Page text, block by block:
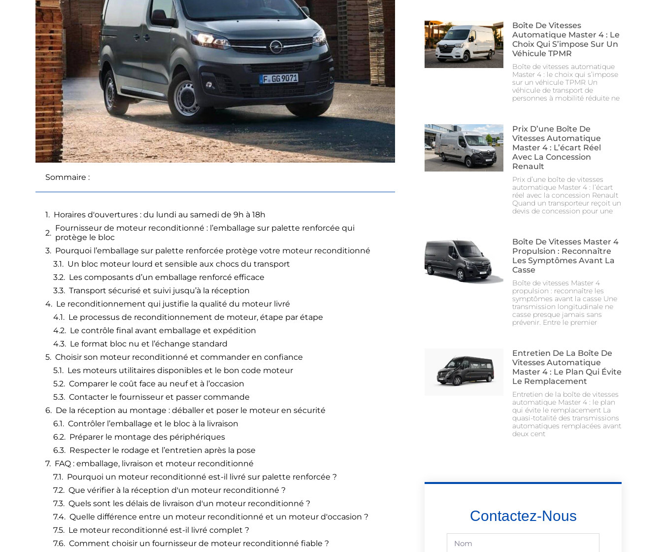
Sommaire :
Horaires d'ouvertures : du lundi au samedi de 9h à 18h
Fournisseur de moteur reconditionné : l’emballage sur palette renforcée qui
protège le bloc
Pourquoi l’emballage sur palette renforcée protège votre moteur reconditionné
Un bloc moteur lourd et sensible aux chocs du transport
Les composants d’un emballage renforcé efficace
Transport sécurisé et suivi jusqu’à la réception
Le reconditionnement qui justifie la qualité du moteur livré
Le processus de reconditionnement de moteur, étape par étape
Le contrôle final avant emballage et expédition
Le format bloc nu et l’échange standard
Choisir son moteur reconditionné et commander en confiance
Les moteurs utilitaires disponibles et le bon code moteur
Comparer le coût face au neuf et à l’occasion
Contacter le fournisseur et passer commande
De la réception au montage : déballer et poser le moteur en sécurité
Contrôler l’emballage et le bloc à la livraison
Préparer le montage des périphériques
Respecter le rodage et l’entretien après la pose
FAQ : emballage, livraison et moteur reconditionné
Pourquoi un moteur reconditionné est-il livré sur palette renforcée ?
Que vérifier à la réception d'un moteur reconditionné ?
Quels sont les délais de livraison d'un moteur reconditionné ?
Quelle différence entre un moteur reconditionné et un moteur d'occasion ?
Le moteur reconditionné est-il livré complet ?
Comment choisir un fournisseur de moteur reconditionné fiable ?
Boîte De Vitesses
Automatique Master 4 : Le
Choix Qui S’impose Sur Un
Véhicule TPMR
Boîte de vitesses automatique
Master 4 : le choix qui s’impose
sur un véhicule TPMR Un
véhicule de transport de
personnes à mobilité réduite ne
Prix D’une Boîte De
Vitesses Automatique
Master 4 : L’écart Réel
Avec La Concession
Renault
Prix d’une boîte de vitesses
automatique Master 4 : l’écart
réel avec la concession Renault
Quand un transporteur reçoit un
devis de concession pour une
Boîte De Vitesses Master 4
Propulsion : Reconnaître
Les Symptômes Avant La
Casse
Boîte de vitesses Master 4
propulsion : reconnaître les
symptômes avant la casse Une
transmission longitudinale ne
casse presque jamais sans
prévenir. Entre le premier
Entretien De La Boîte De
Vitesses Automatique
Master 4 : Le Plan Qui Évite
Le Remplacement
Entretien de la boîte de vitesses
automatique Master 4 : le plan
qui évite le remplacement La
quasi-totalité des transmissions
automatiques remplacées avant
deux cent
Contactez-Nous